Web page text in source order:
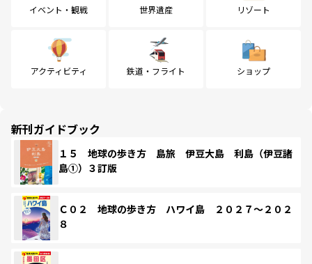
イベント・観戦 世界遺産 リゾート
アクティビティ 鉄道・フライト ショップ
新刊ガイドブック
１５ 地球の歩き方 島旅 伊豆大島 利島（伊豆諸
島①）３訂版
Ｃ０２ 地球の歩き方 ハワイ島 ２０２７～２０２
８